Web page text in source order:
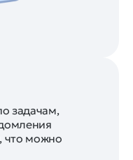
задачам,
что можно